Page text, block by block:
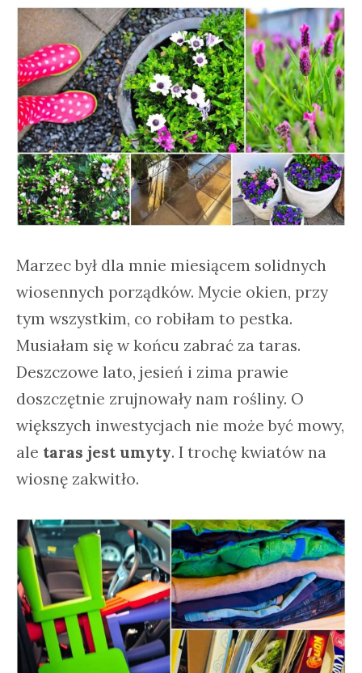
Marzec był dla mnie miesiącem solidnych
wiosennych porządków. Mycie okien, przy
tym wszystkim, co robiłam to pestka.
Musiałam się w końcu zabrać za taras.
Deszczowe lato, jesień i zima prawie
doszczętnie zrujnowały nam rośliny. O
większych inwestycjach nie może być mowy,
ale taras jest umyty. I trochę kwiatów na
wiosnę zakwitło.